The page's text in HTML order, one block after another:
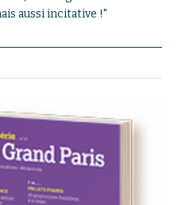
aussi incitative !"